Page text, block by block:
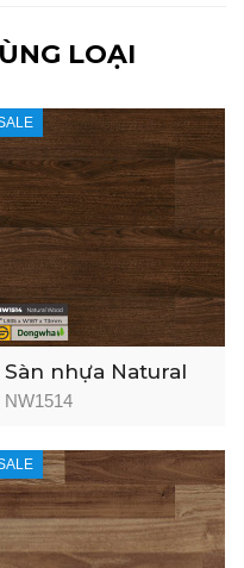
LOẠI
Sàn nhựa Natural
Wood - 3mm
NW1514